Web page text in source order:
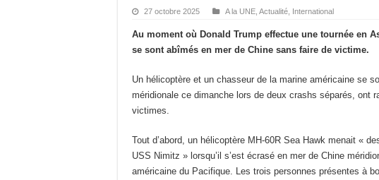
27 octobre 2025 A la UNE Actualité International
Au moment où Donald Trump effectue une tournée en
se sont abîmés en mer de Chine sans faire de victime.
Un hélicoptère et un chasseur de la marine américaine se
méridionale ce dimanche lors de deux crashs séparés, ont
victimes.
Tout d’abord, un hélicoptère MH-60R Sea Hawk menait «
USS Nimitz » lorsqu’il s’est écrasé en mer de Chine
américaine du Pacifique. Les trois personnes présentes à